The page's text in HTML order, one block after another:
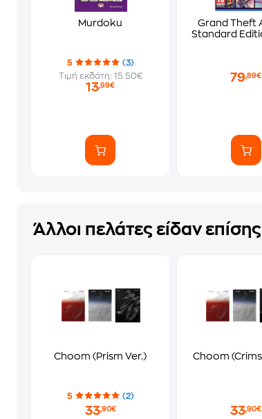
Murdoku
5
(3)
Τιμή εκδότη: 15.50€
13,99€
Grand Theft
Standard
79,89€
Άλλοι πελάτες είδαν επίσης
Choom (Prism Ver.)
5 (2)
33,90€
Choom
33,90€